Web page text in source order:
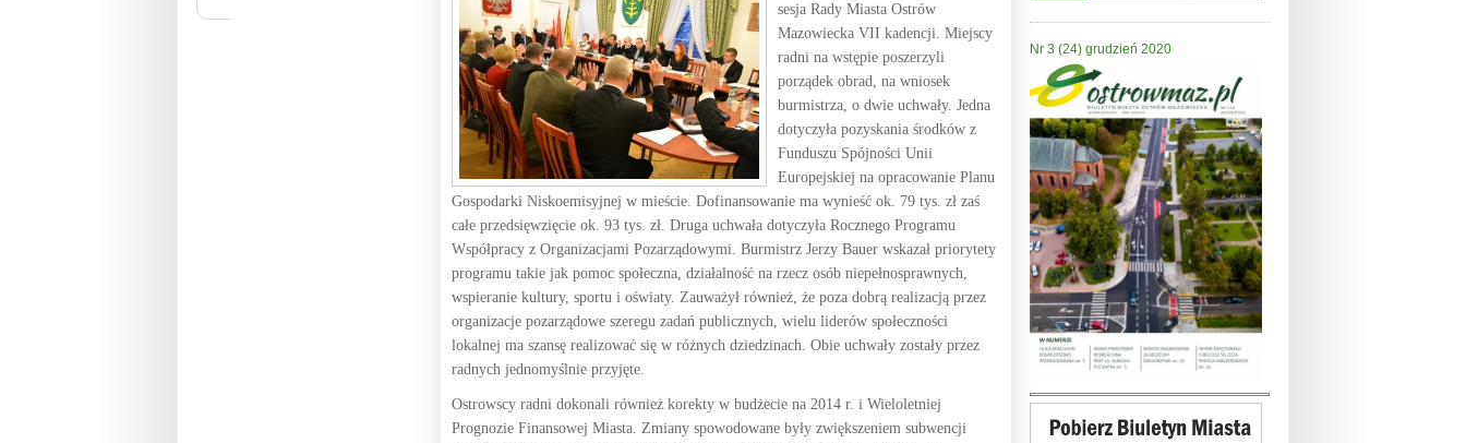
sesja Rady Miasta Ostrów
Mazowiecka VII kadencji. Miejscy
radni na wstępie poszerzyli
porządek obrad, na wniosek
burmistrza, o dwie uchwały. Jedna
dotyczyła pozyskania środków z
Funduszu Spójności Unii
Europejskiej na opracowanie Planu
Gospodarki Niskoemisyjnej w mieście. Dofinansowanie ma wynieść ok. 79 tys. zł zaś
całe przedsięwzięcie ok. 93 tys. zł. Druga uchwała dotyczyła Rocznego Programu
Współpracy z Organizacjami Pozarządowymi. Burmistrz Jerzy Bauer wskazał priorytety
programu takie jak pomoc społeczna, działalność na rzecz osób niepełnosprawnych,
wspieranie kultury, sportu i oświaty. Zauważył również, że poza dobrą realizacją przez
organizacje pozarządowe szeregu zadań publicznych, wielu liderów społeczności
lokalnej ma szansę realizować się w różnych dziedzinach. Obie uchwały zostały przez
radnych jednomyślnie przyjęte.
Ostrowscy radni dokonali również korekty w budżecie na 2014 r. i Wieloletniej
Prognozie Finansowej Miasta. Zmiany spowodowane były zwiększeniem subwencji
Nr 3 (24) grudzień 2020